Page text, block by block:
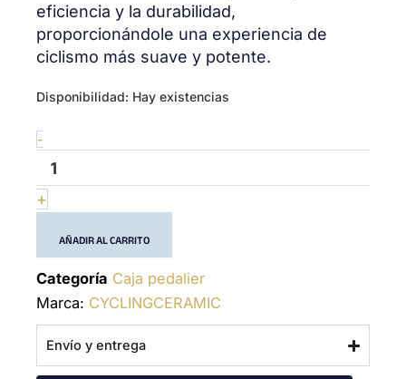
eficiencia y la durabilidad,
proporcionándole una experiencia de
ciclismo más suave y potente.
Disponibilidad: Hay existencias
-
PF30A
&
Others
(24mm)
-
Bracket
cantidad
+
AÑADIR AL CARRITO
Categoría Caja pedalier
Marca: CYCLINGCERAMIC
Envío y entrega